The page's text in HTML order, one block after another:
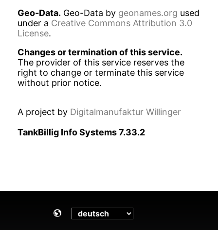
Geo-Data. Geo-Data by geonames.org used
under a Creative Commons Attribution 3.0
License.
Changes or termination of this service.
The provider of this service reserves the
right to change or terminate this service
without prior notice.
A project by Digitalmanufaktur Willinger
TankBillig Info Systems 7.33.2